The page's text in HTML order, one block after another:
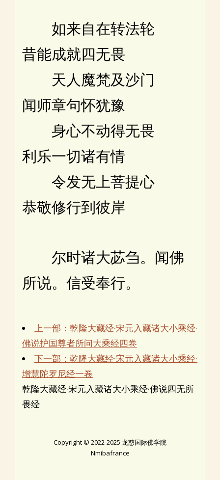
如来自在转法轮
昔能成就四无畏
天人魔梵及沙门
闻师章句怀犹豫
身心不动得无畏
利乐一切诸有情
令发无上菩提心
恭敬修行到彼岸
尔时诸大苾刍。闻佛
所说。信受奉行。
上一部：乾隆大藏经·宋元入藏诸大小乘经·
佛说护国尊者所问大乘经四卷
下一部：乾隆大藏经·宋元入藏诸大小乘经·
增慧陀罗尼经一卷
乾隆大藏经·宋元入藏诸大小乘经·佛说四无所
畏经
Copyright © 2022-2025 龙慈国际佛学院
Nmibafrance